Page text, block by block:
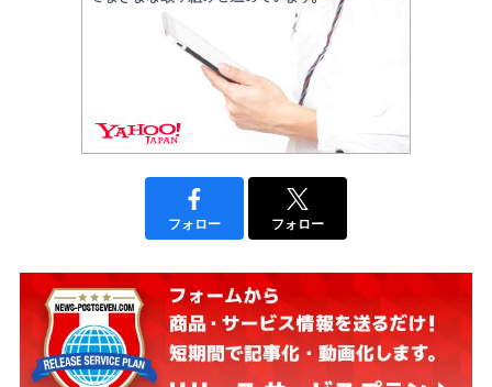
フォロー フォロー